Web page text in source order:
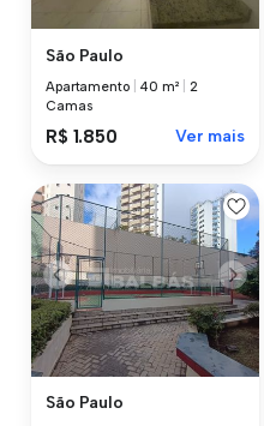
São Paulo
Apartamento 40 m²
2
Camas
R$ 1.850 Ver mais
São Paulo